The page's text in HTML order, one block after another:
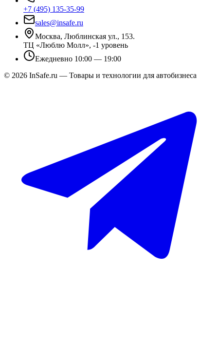
+7 (495) 135-35-99
sales@insafe.ru
Москва, Люблинская ул., 153.
ТЦ «Люблю Молл», -1 уровень
Ежедневно 10:00 — 19:00
© 2026 InSafe.ru — Товары и технологии для автобизнеса